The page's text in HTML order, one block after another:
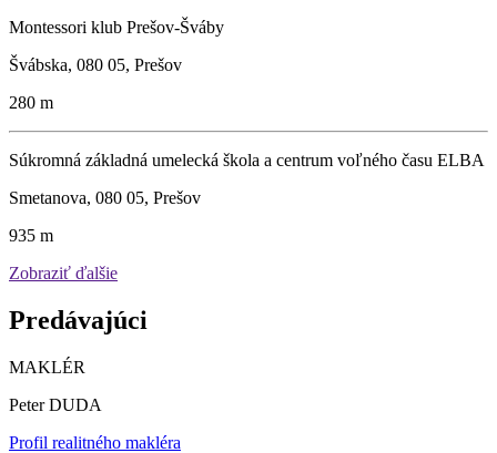
Montessori klub Prešov-Šváby
Švábska, 080 05, Prešov
280 m
Súkromná základná umelecká škola a centrum voľného času ELBA
Smetanova, 080 05, Prešov
935 m
Zobraziť ďalšie
Predávajúci
MAKLÉR
Peter DUDA
Profil realitného makléra